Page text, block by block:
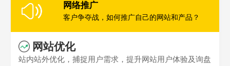
网络推广
客户争夺战，如何推广自己的网站和产品？
网站优化
站内站外优化，捕捉用户需求，提升网站用户体验及询盘